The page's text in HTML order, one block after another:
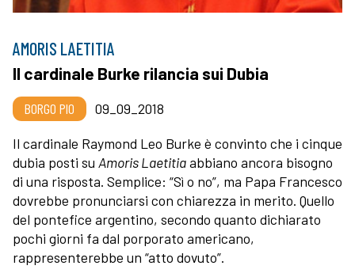
AMORIS LAETITIA
Il cardinale Burke rilancia sui Dubia
BORGO PIO
09_09_2018
Il cardinale Raymond Leo Burke è convinto che i cinque
dubia posti su Amoris Laetitiaabbiano ancora bisogno
di una risposta. Semplice: “Sì o no”, ma Papa Francesco
dovrebbe pronunciarsi con chiarezza in merito. Quello
del pontefice argentino, secondo quanto dichiarato
pochi giorni fa dal porporato americano,
rappresenterebbe un “atto dovuto”.